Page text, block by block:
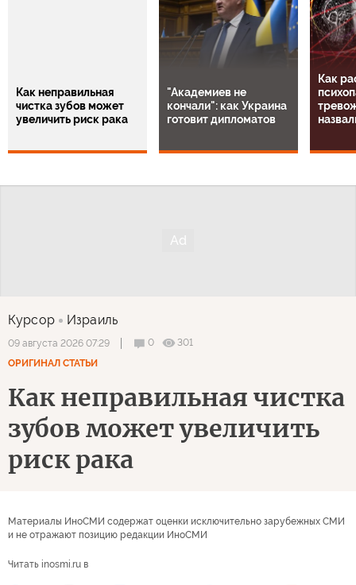
Как неправильная
чистка зубов может
увеличить риск рака
"Академиев не
кончали": как Украина
готовит дипломатов
Как
Курсор Израиль
09 августа 2026 07:29 0
301
ОРИГИНАЛ СТАТЬИ
Как неправильная чистка
зубов может увеличить
риск рака
Материалы ИноСМИ содержат оценки исключительно зарубежных СМИ
и не отражают позицию редакции ИноСМИ
Читать inosmi.ru в